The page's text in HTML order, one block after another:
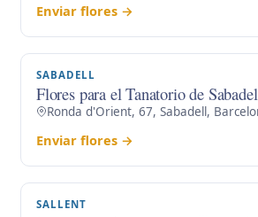
Enviar flores →
SABADELL
Flores para el Tanatorio de
Ronda d'Orient, 67, Sabadell,
Enviar flores →
SALLENT